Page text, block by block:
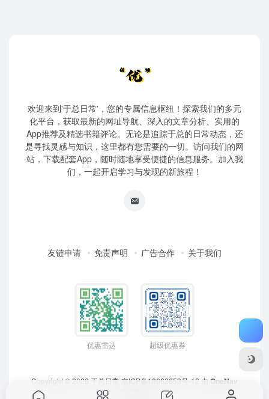
欢迎来到'于总日常'，您的专属信息枢纽！探索我们的多元
化平台，获取最新的网址导航、深入的文章分析、实用的
App推荐及精选书籍评论。无论是追踪于总的日常动态，还
是寻找灵感与知识，这里都有您需要的一切。访问我们的网
站，下载配套App，随时随地享受便捷的信息服务。加入我
们，一起开启学习与发现的新旅程！
友链申请 免责声明 广告合作 关于我们
优惠雷达 超级优惠券
Copyright © 2026 于总日常 京ICP备18062653号-12 由 OneNav